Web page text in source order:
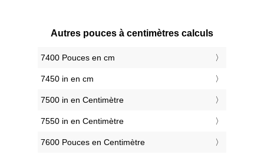
Autres pouces à centimètres calculs
7400 Pouces en cm
7450 in en cm
7500 in en Centimètre
7550 in en Centimètre
7600 Pouces en Centimètre